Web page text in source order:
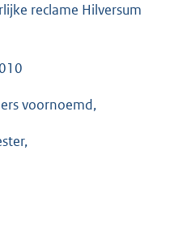
reclame Hilversum
voornoemd,